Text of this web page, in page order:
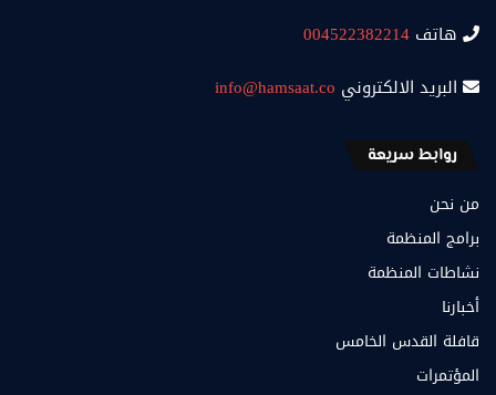
هاتف 004522382214
البريد الالكتروني info@hamsaat.co
روابط سريعة
من نحن
برامج المنظمة
نشاطات المنظمة
أخبارنا
قافلة القدس الخامس
المؤتمرات